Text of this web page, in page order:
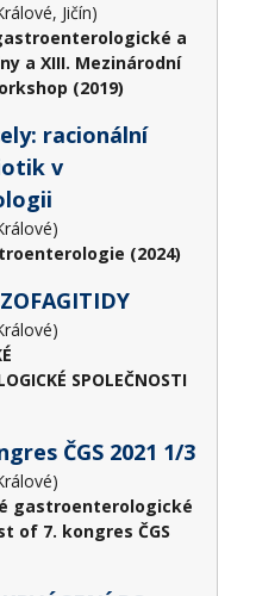
Jičín)
a
a XIII. Mezinárodní
(2019)
racionální
v
(2024)
SPOLEČNOSTI
ČGS 2021 1/3
gastroenterologické
of 7. kongres ČGS